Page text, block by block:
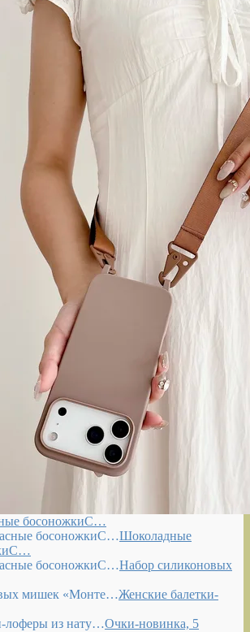
босоножкиС…
Шоколадные
Набор силиконовых
Женские балетки-
Очки-новинка, 5